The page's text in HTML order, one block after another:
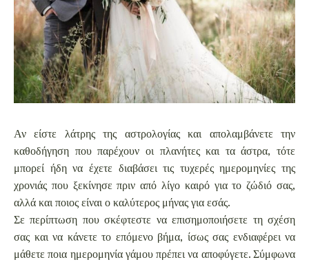
Αν είστε λάτρης της αστρολογίας και απολαμβάνετε την
καθοδήγηση που παρέχουν οι πλανήτες και τα άστρα, τότε
μπορεί ήδη να έχετε διαβάσει τις τυχερές ημερομηνίες της
χρονιάς που ξεκίνησε πριν από λίγο καιρό για το ζώδιό σας,
αλλά και ποιος είναι ο καλύτερος μήνας για εσάς.
Σε περίπτωση που σκέφτεστε να επισημοποιήσετε τη σχέση
σας και να κάνετε το επόμενο βήμα, ίσως σας ενδιαφέρει να
μάθετε ποια ημερομηνία γάμου πρέπει να αποφύγετε. Σύμφωνα